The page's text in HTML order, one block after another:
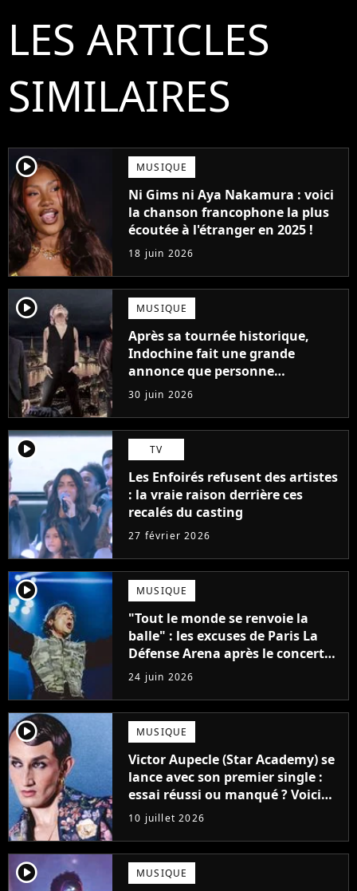
LES ARTICLES
SIMILAIRES
player2 MUSIQUE
Ni Gims ni Aya Nakamura : voici
la chanson francophone la plus
écoutée à l'étranger en 2025 !
18 juin 2026
player2 MUSIQUE
Après sa tournée historique,
Indochine fait une grande
annonce que personne
n'attendait
30 juin 2026
player2 TV
Les Enfoirés refusent des artistes
: la vraie raison derrière ces
recalés du casting
27 février 2026
player2 MUSIQUE
"Tout le monde se renvoie la
balle" : les excuses de Paris La
Défense Arena après le concert
interrompu d'Iron Maiden ne
passent pas
24 juin 2026
player2 MUSIQUE
Victor Aupecle (Star Academy) se
lance avec son premier single :
essai réussi ou manqué ? Voici
notre avis !
10 juillet 2026
player2 MUSIQUE